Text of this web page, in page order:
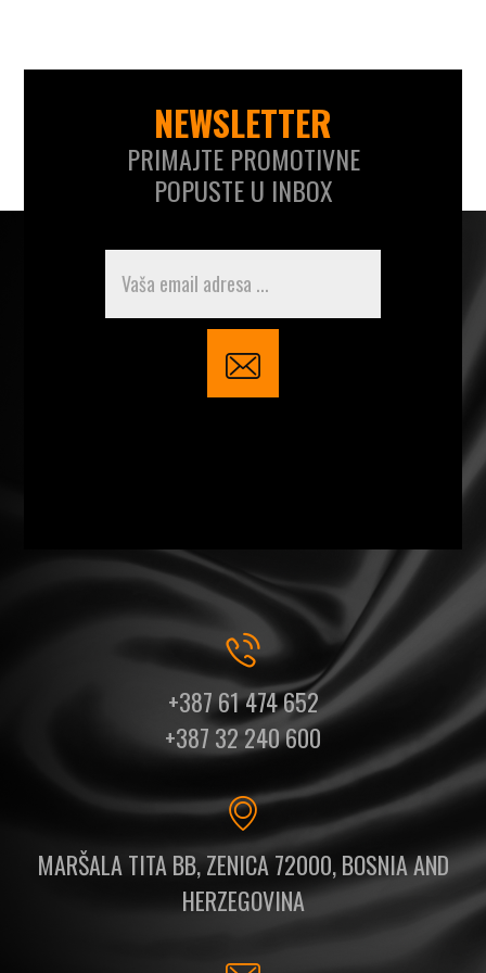
NEWSLETTER
PRIMAJTE PROMOTIVNE
POPUSTE U INBOX
+387 61 474 652
+387 32 240 600
MARŠALA TITA BB, ZENICA 72000, BOSNIA AND
HERZEGOVINA